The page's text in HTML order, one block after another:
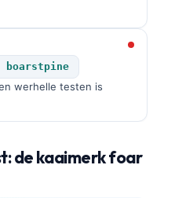
boarstpine
werhelle testen is
de kaaimerk foar